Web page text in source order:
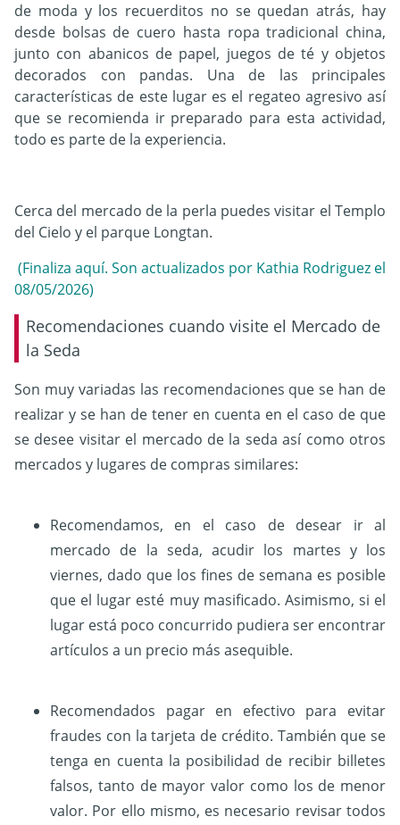
de moda y los recuerditos no se quedan atrás, hay
desde bolsas de cuero hasta ropa tradicional china,
junto con abanicos de papel, juegos de té y objetos
decorados con pandas. Una de las principales
características de este lugar es el regateo agresivo así
que se recomienda ir preparado para esta actividad,
todo es parte de la experiencia.
Cerca del mercado de la perla puedes visitar el Templo
del Cielo y el parque Longtan.
(Finaliza aquí. Son actualizados por Kathia Rodriguez el
08/05/2026)
Recomendaciones cuando visite el Mercado de
la Seda
Son muy variadas las recomendaciones que se han de
realizar y se han de tener en cuenta en el caso de que
se desee visitar el mercado de la seda así como otros
mercados y lugares de compras similares:
Recomendamos, en el caso de desear ir al
mercado de la seda, acudir los martes y los
viernes, dado que los fines de semana es posible
que el lugar esté muy masificado. Asimismo, si el
lugar está poco concurrido pudiera ser encontrar
artículos a un precio más asequible.
Recomendados pagar en efectivo para evitar
fraudes con la tarjeta de crédito. También que se
tenga en cuenta la posibilidad de recibir billetes
falsos, tanto de mayor valor como los de menor
valor. Por ello mismo, es necesario revisar todos